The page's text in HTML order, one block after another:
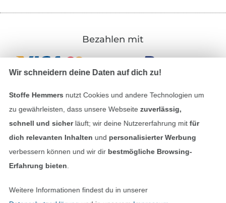
Bezahlen mit
Unsere Versandpartner
In den deutschen Shop wechseln (aktuell
Wir schneidern deine Daten auf dich zu!
Stoffe Hemmers nutzt Cookies und andere Technologien um
zu gewährleisten, dass unsere Webseite zuverlässig,
schnell und sicherläuft; wir deine Nutzererfahrung mitfür
dich relevanten Inhalten und personalisierter Werbung
verbessern können und wir dir bestmögliche Browsing-
Erfahrung bieten
Weitere Informationen findest du in unserer